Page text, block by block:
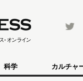
科学 カルチャ